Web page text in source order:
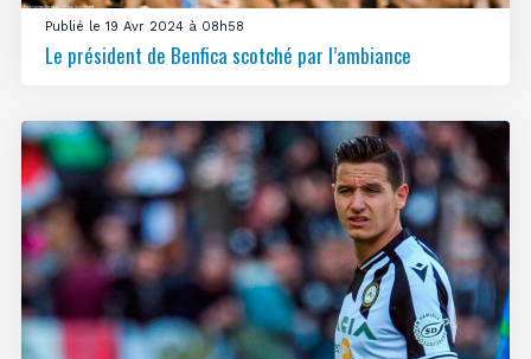
Publié le 19 Avr 2024 à 08h58
Le président de Benfica scotché par l’ambiance